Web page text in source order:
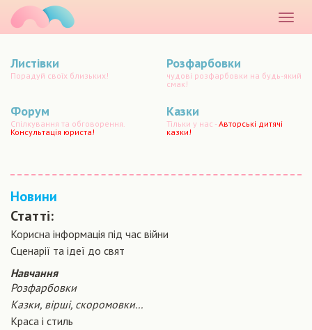
меню
Листівки
Порадуй своїх близьких!
Розфарбовки
чудові розфарбовки на будь-який
смак!
Форум
Спілкування та обговорення.
Консультація юриста!
Казки
Тільки у нас -Авторські дитячі
казки!
Новини
Статті:
Корисна інформація під час війни
Сценарiї та iдеї до свят
Навчання
Розфарбовки
Казки, вірші, скоромовки...
Краса і стиль